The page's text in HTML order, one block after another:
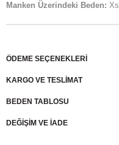
Manken Üzerindeki Beden: Xs
ÖDEME SEÇENEKLERI
KARGO VE TESLİMAT
BEDEN TABLOSU
DEĞİŞİM VE İADE